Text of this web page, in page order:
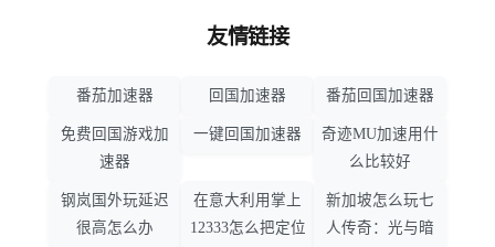
友情链接
番茄加速器 回国加速器 番茄回国加速器
免费回国游戏加
速器
一键回国加速器
奇迹MU加速用什
么比较好
钢岚国外玩延迟
很高怎么办
在意大利用掌上
12333怎么把定位
新加坡怎么玩七
人传奇：光与暗